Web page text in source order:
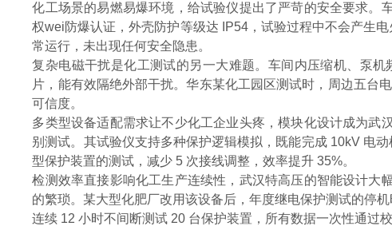
化工场景的易燃易爆环境，给试验仪提出了严苛的安全要求。
权wei防爆认证，外壳防护等级达 IP54，试验过程中不会产生
常运行，未出现任何安全隐患。
复杂电磁干扰是化工测试的另一大难题。车间内压缩机、泵
片，能有效隔绝外部干扰。华东某化工园区测试时，周边五台
可信度。
多类型设备适配需求让不少化工企业头疼，模块化设计成为
别测试。其试验仪支持多种保护逻辑模拟，既能完成 10kV 电
型保护装置的测试，减少 5 次接线调整，效率提升 35%。
检测效率直接影响化工生产连续性，武汉特高压的智能设计大
的繁琐。某大型化肥厂改用该设备后，年度继电保护测试的停
连续 12 小时不间断测试 20 台保护装置，所有数据一次性通过校